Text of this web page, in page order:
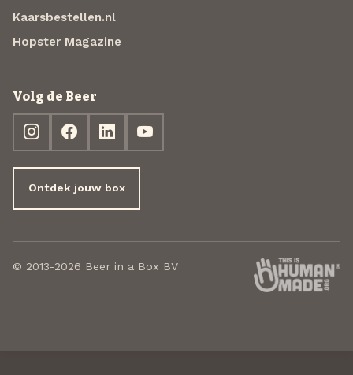
Kaarsbestellen.nl
Hopster Magazine
Volg de Beer
Ontdek jouw box
© 2013-2026 Beer in a Box BV